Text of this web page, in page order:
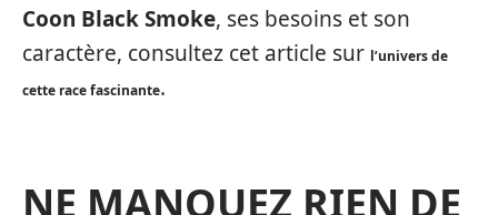
Coon Black Smoke, ses besoins et son
caractère, consultez cet article sur l’univers de
cette race fascinante.
NE MANQUEZ RIEN DE